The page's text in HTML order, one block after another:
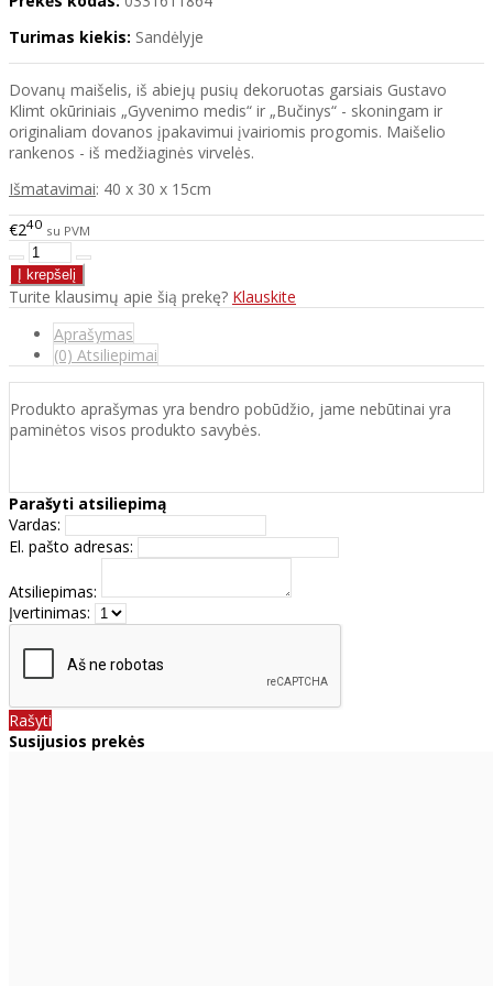
Turimas kiekis: Sandėlyje
Dovanų maišelis, iš abiejų pusių dekoruotas garsiais Gustavo
Klimt okūriniais „Gyvenimo medis“ ir „Bučinys“ - skoningam ir
originaliam dovanos įpakavimui įvairiomis progomis. Maišelio
rankenos - iš medžiaginės virvelės.
Išmatavimai: 40 x 30 x 15cm
€240 su PVM
Turite klausimų apie šią prekę? Klauskite
Aprašymas
(0) Atsiliepimai
Produkto aprašymas yra bendro pobūdžio, jame nebūtinai yra
paminėtos visos produkto savybės.
Parašyti atsiliepimą
Vardas:
El. pašto adresas:
Atsiliepimas:
Įvertinimas:
Rašyti
Susijusios prekės